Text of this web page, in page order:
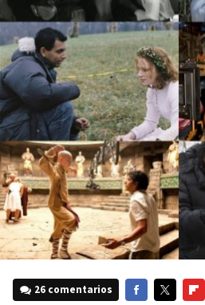
26 comentarios